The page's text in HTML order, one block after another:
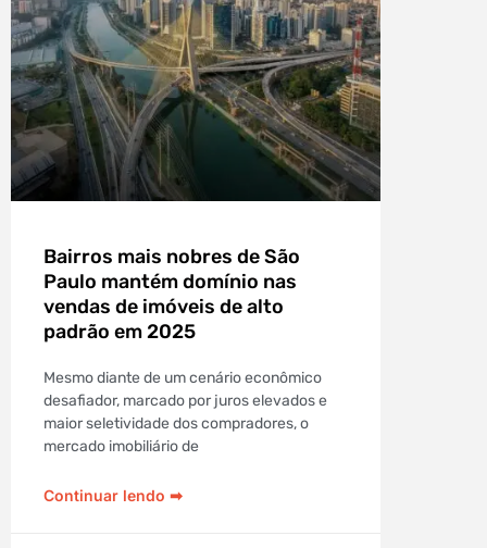
Bairros mais nobres de São
Paulo mantém domínio nas
vendas de imóveis de alto
padrão em 2025
Mesmo diante de um cenário econômico
desafiador, marcado por juros elevados e
maior seletividade dos compradores, o
mercado imobiliário de
Continuar lendo ➡︎